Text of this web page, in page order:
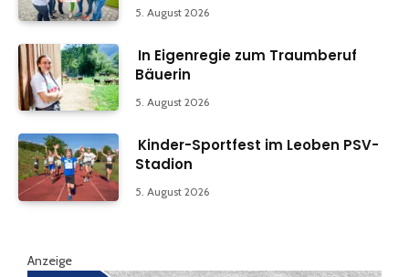
5. August 2026
In Eigenregie zum Traumberuf
Bäuerin
5. August 2026
Kinder-Sportfest im Leoben PSV-
Stadion
5. August 2026
Anzeige